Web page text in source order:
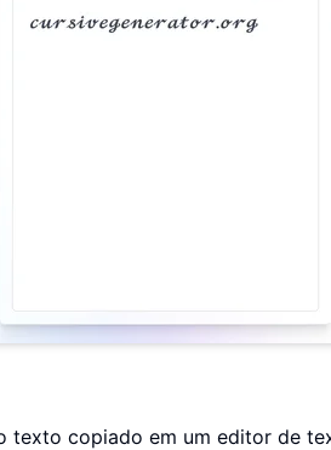
texto copiado em um editor de